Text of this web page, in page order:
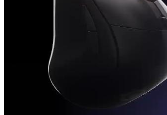
Logitech’in kalemleri ve tabletlerle uyumu, dijital
Kablosuz Fare Modelleri: Ergonomik
Kablosuz fareler, ergonomik tasarımı ve
Attack Shark R1 ve X3 Pro Kablosuz
Attack Shark R1 ve X3 Pro modellerinin özellikleri,
Everest SM-18 ve SMW-973 Kablosuz